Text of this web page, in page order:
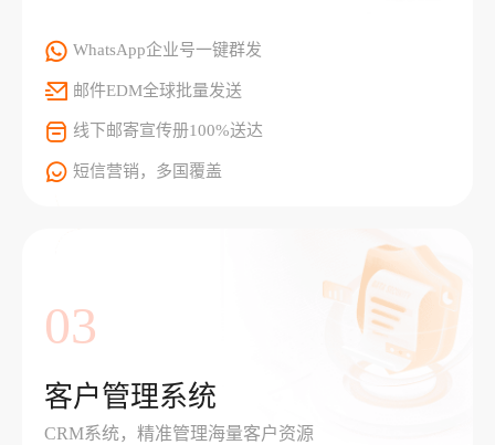
WhatsApp企业号一键群发
邮件EDM全球批量发送
线下邮寄宣传册100%送达
短信营销，多国覆盖
03
客户管理系统
CRM系统，精准管理海量客户资源